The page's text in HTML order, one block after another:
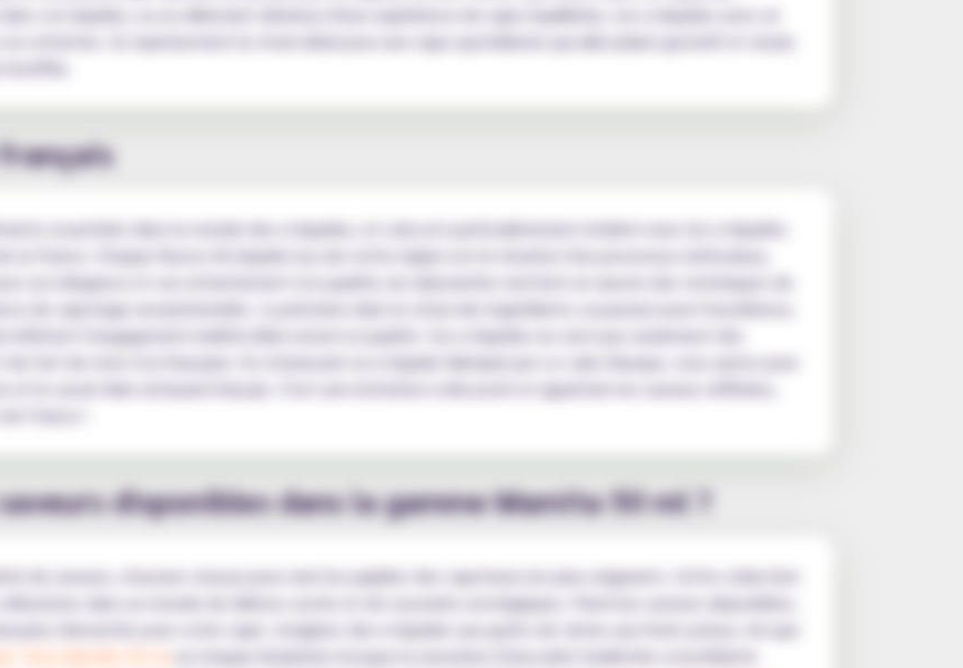
vos liquides, ou un débutant désireux d'une expérience de vape équilibrée, ces e-liquides avec un
attentes. Ils représentent le choix idéal pour une vape quotidienne qui allie plaisir gustatif et visuel,
essentiels dans le monde des e-liquides, et cela est particulièrement évident avec les e-liquides
la France. Chaque flacon d'e-liquide issu de cette région est le résultat d'un processus méticuleux,
son élégance et son attachement à la qualité, les laborantins mettent en œuvre des techniques de
de vapotage exceptionnelle. La précision dans le choix des ingrédients, la passion pour l'excellence,
l'engagement indéfectible envers la qualité. Ces e-liquides ne sont pas seulement des
l'art de vivre à la française. En choisissant un e-liquide fabriqué par Le Labo Basque, vous optez pour
et le savoir-faire artisanal français. C'est une invitation à découvrir et apprécier les saveurs raffinées,
disponibles dans la gamme Mamita 50 ml ?
de saveurs, chacune conçue pour ravir les papilles des vapoteurs les plus exigeants. Cette collection
dans un monde de délices sucrés et de souvenirs nostalgiques. Parmi les saveurs disponibles,
réinventés pour votre vape. Imaginez des e-liquides aux goûts de tartes aux fruits juteux, tel que
où chaque inhalation évoque la sensation d'une pâte feuilletée croustillante